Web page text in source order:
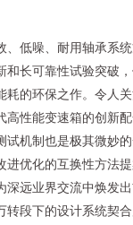
、低噪、耐用轴承系
和长可靠性试验突破
耗的环保之作。令人
高性能变速箱的创新
试机制也是极其微妙
进优化的互换性方法
深远业界交流中焕发
转段下的设计系统契